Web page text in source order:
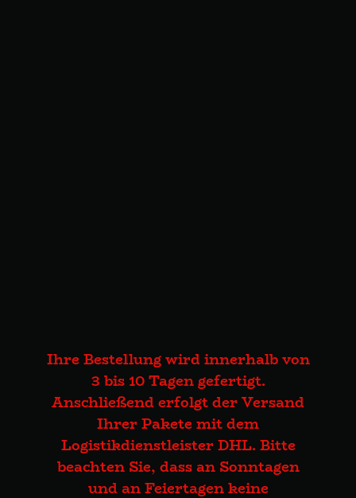
Ihre Bestellung wird innerhalb von
3 bis 10 Tagen gefertigt.
Anschließend erfolgt der Versand
Ihrer Pakete mit dem
Logistikdienstleister DHL. Bitte
beachten Sie, dass an Sonntagen
und an Feiertagen keine